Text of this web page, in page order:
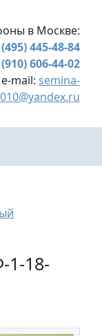
в Москве:
445-48-84
606-44-02
e-mail: semina-
1-18-